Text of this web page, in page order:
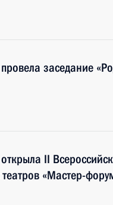
заседание
II
«Мастер-